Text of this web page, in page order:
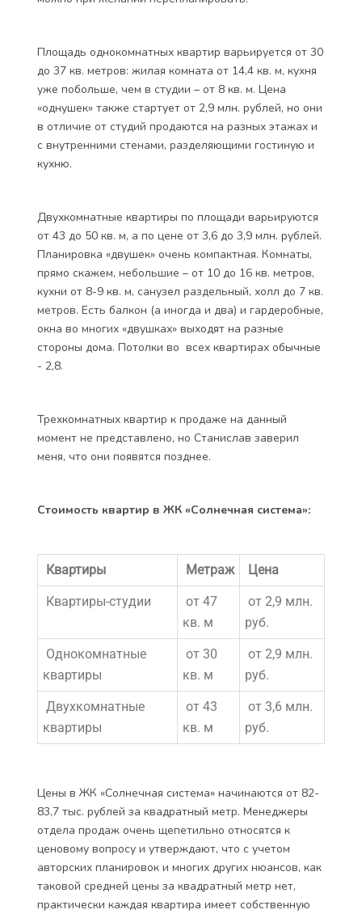
Площадь однокомнатных квартир варьируется от 30
до 37 кв. метров: жилая комната от 14,4 кв. м, кухня
уже побольше, чем в студии – от 8 кв. м. Цена
«однушек» также стартует от 2,9 млн. рублей, но они
в отличие от студий продаются на разных этажах и
с внутренними стенами, разделяющими гостиную и
кухню.
Двухкомнатные квартиры по площади варьируются
от 43 до 50 кв. м, а по цене от 3,6 до 3,9 млн. рублей.
Планировка «двушек» очень компактная. Комнаты,
прямо скажем, небольшие – от 10 до 16 кв. метров,
кухни от 8-9 кв. м, санузел раздельный, холл до 7 кв.
метров. Есть балкон (а иногда и два) и гардеробные,
окна во многих «двушках» выходят на разные
стороны дома. Потолки во всех квартирах обычные
- 2,8.
Трехкомнатных квартир к продаже на данный
момент не представлено, но Станислав заверил
меня, что они появятся позднее.
Стоимость квартир в ЖК «Солнечная система»:
Квартиры Метраж Цена
Квартиры-студии
от 47
кв. м
от 2,9 млн.
руб.
Однокомнатные
квартиры
от 30
кв. м
от 2,9 млн.
руб.
Двухкомнатные
квартиры
от 43
кв. м
от 3,6 млн.
руб.
Цены в ЖК «Солнечная система» начинаются от 82-
83,7 тыс. рублей за квадратный метр. Менеджеры
отдела продаж очень щепетильно относятся к
ценовому вопросу и утверждают, что с учетом
авторских планировок и многих других нюансов, как
таковой средней цены за квадратный метр нет,
практически каждая квартира имеет собственную